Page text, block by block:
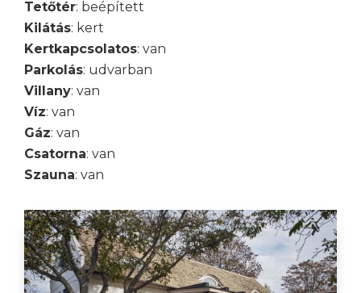
Tetőtér: beépített
Kilátás: kert
Kertkapcsolatos: van
Parkolás: udvarban
Villany: van
Víz: van
Gáz: van
Csatorna: van
Szauna: van